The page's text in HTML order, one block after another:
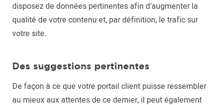
disposez de données pertinentes afin d’augmenter la
qualité de votre contenu et, par définition, le trafic sur
votre site.
Des suggestions pertinentes
De façon à ce que votre portail client puisse ressembler
au mieux aux attentes de ce dernier, il peut également